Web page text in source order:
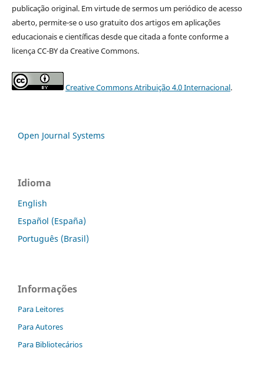
publicação original. Em virtude de sermos um periódico de acesso
aberto, permite-se o uso gratuito dos artigos em aplicações
educacionais e científicas desde que citada a fonte conforme a
licença CC-BY da Creative Commons.
Creative Commons Atribuição 4.0 Internacional.
Open Journal Systems
Idioma
English
Español (España)
Português (Brasil)
Informações
Para Leitores
Para Autores
Para Bibliotecários